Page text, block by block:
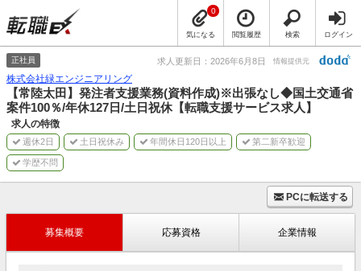
気になる
0
閲覧履歴 検索 ログイン
正社員 求人更新日：2026年6月8日 情報提供元
株式会社緑エンジニアリング
【常陸太田】発注者支援業務(資料作成)※出張なし◆国土交通省
案件100％/年休127日/土日祝休【転職支援サービス求人】
求人の特徴
週休2日 土日祝休み 年間休日120日以上 第二新卒歓迎
学歴不問
PCに転送する
募集概要 応募資格 企業情報